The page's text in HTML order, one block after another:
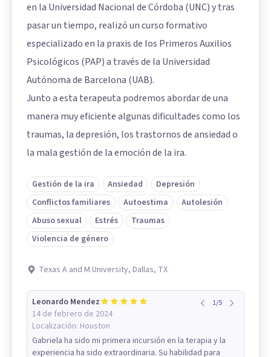
en la Universidad Nacional de Córdoba (UNC) y tras
pasar un tiempo, realizó un curso formativo
especializado en la praxis de los Primeros Auxilios
Psicológicos (PAP) a través de la Universidad
Autónoma de Barcelona (UAB).
Junto a esta terapeuta podremos abordar de una
manera muy eficiente algunas dificultades como los
traumas, la depresión, los trastornos de ansiedad o
la mala gestión de la emoción de la ira.
Gestión de la ira Ansiedad
Depresión
Conflictos familiares
Autoestima
Autolesión
Abuso sexual
Estrés
Traumas
Violencia de género
Texas A and M University, Dallas, TX
Leonardo Mendez
14 de febrero de 2024
Localización: Houston
1/5
Gabriela ha sido mi primera incursión en la terapia y la
experiencia ha sido extraordinaria. Su habilidad para